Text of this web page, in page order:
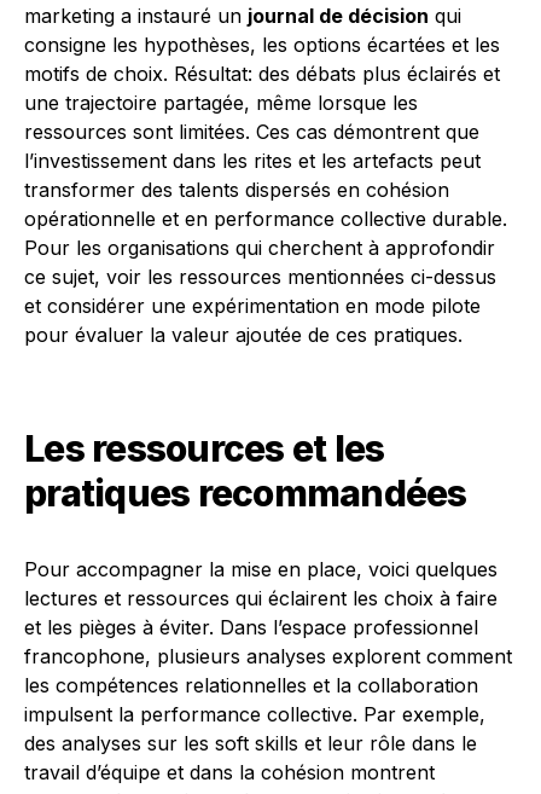
marketing a instauré un journal de décision qui
consigne les hypothèses, les options écartées et les
motifs de choix. Résultat: des débats plus éclairés et
une trajectoire partagée, même lorsque les
ressources sont limitées. Ces cas démontrent que
l’investissement dans les rites et les artefacts peut
transformer des talents dispersés en cohésion
opérationnelle et en performance collective durable.
Pour les organisations qui cherchent à approfondir
ce sujet, voir les ressources mentionnées ci-dessus
et considérer une expérimentation en mode pilote
pour évaluer la valeur ajoutée de ces pratiques.
Les ressources et les
pratiques recommandées
Pour accompagner la mise en place, voici quelques
lectures et ressources qui éclairent les choix à faire
et les pièges à éviter. Dans l’espace professionnel
francophone, plusieurs analyses explorent comment
les compétences relationnelles et la collaboration
impulsent la performance collective. Par exemple,
des analyses sur les soft skills et leur rôle dans le
travail d’équipe et dans la cohésion montrent